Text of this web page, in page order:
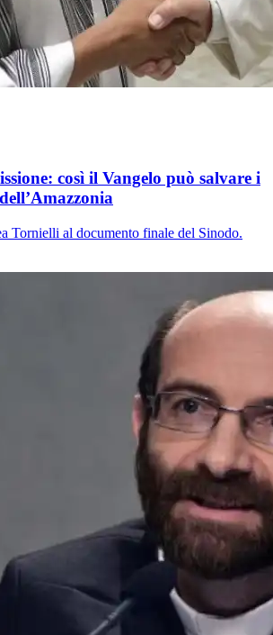
così il Vangelo può salvare i
Tornielli al documento finale del Sinodo.